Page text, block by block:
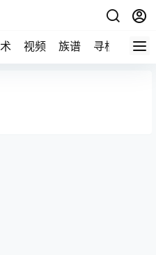
视频 族谱 寻根